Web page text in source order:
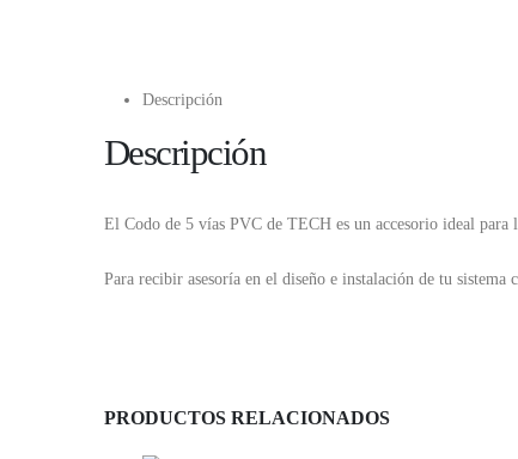
Descripción
Descripción
El Codo de 5 vías PVC de TECH es un accesorio ideal para
Para recibir asesoría en el diseño e instalación de tu sistema
PRODUCTOS RELACIONADOS